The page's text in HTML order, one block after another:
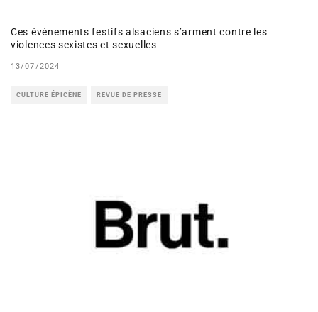
Ces événements festifs alsaciens s’arment contre les
violences sexistes et sexuelles
13/07/2024
CULTURE ÉPICÈNE REVUE DE PRESSE